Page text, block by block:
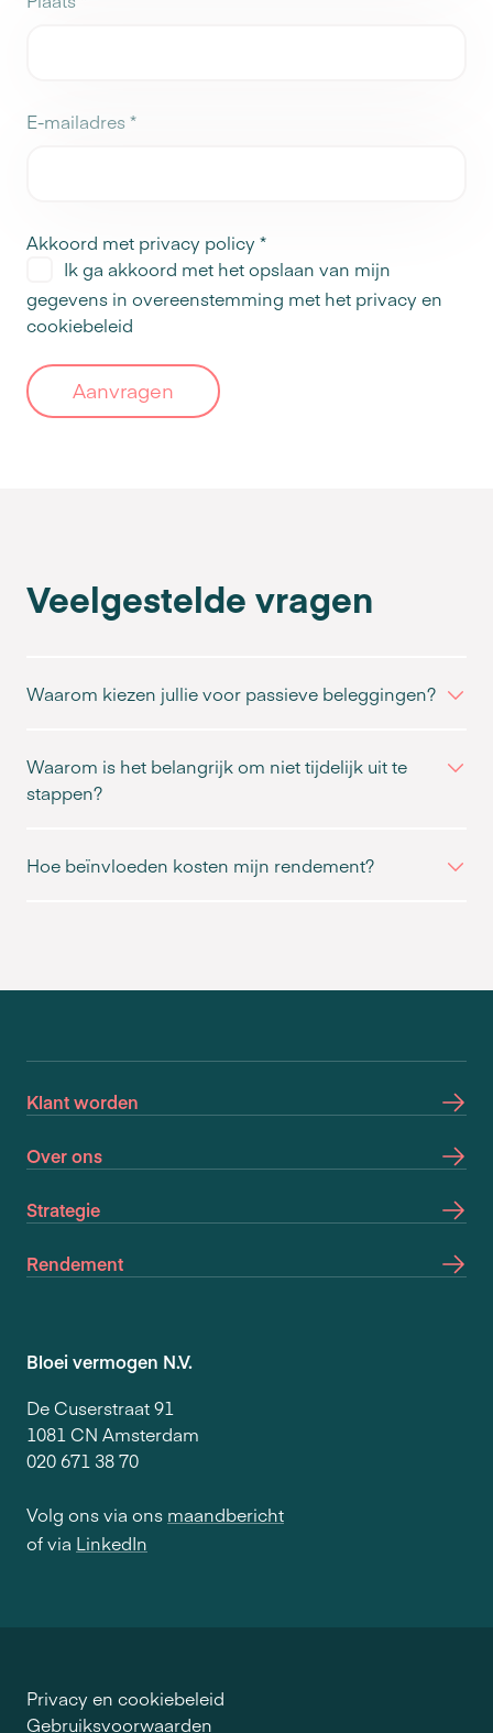
E-mailadres *
Akkoord met privacy policy *
Ik ga akkoord met het opslaan van mijn
gegevens in overeenstemming met het privacy en
cookiebeleid
Aanvragen
Veelgestelde vragen
Waarom kiezen jullie voor passieve beleggingen?
Waarom is het belangrijk om niet tijdelijk uit te
stappen?
Hoe beïnvloeden kosten mijn rendement?
Klant worden
Over ons
Strategie
Rendement
Bloei vermogen N.V.
De Cuserstraat 91
1081 CN Amsterdam
020 671 38 70
Volg ons via ons maandbericht
of via LinkedIn
Privacy en cookiebeleid
Gebruiksvoorwaarden